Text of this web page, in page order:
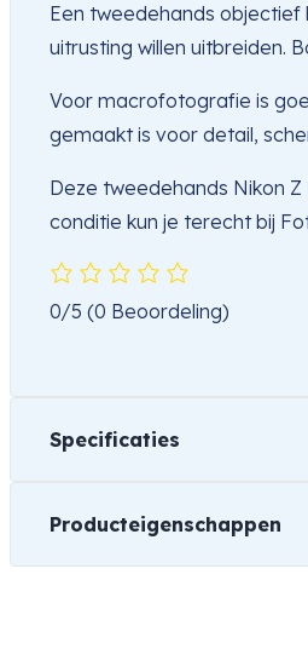
Een tweedehands
uitrusting willen uitbreiden.
Voor macrofotografie is
gemaakt is voor detail,
Deze tweedehands Nikon
conditie kun je terecht bij
0/5 (0 Beoordeling)
Specificaties
Producteigenschappen